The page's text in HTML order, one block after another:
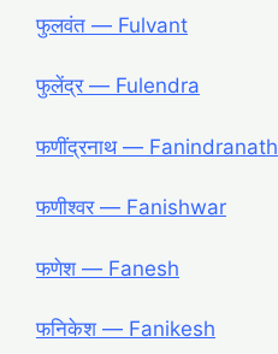
फुलवंत ― Fulvant
फुलेंद्र ― Fulendra
फणींद्रनाथ ― Fanindranath
फणीश्वर ― Fanishwar
फणेश ― Fanesh
फनिकेश ― Fanikesh